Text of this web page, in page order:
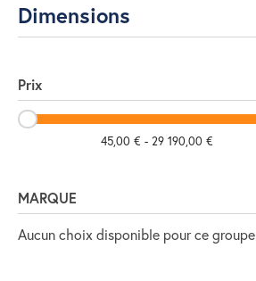
Dimensions
Prix
45,00 € - 29 190,00 €
MARQUE
Aucun choix disponible pour ce groupe